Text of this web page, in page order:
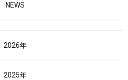
NEWS
2026年
2025年